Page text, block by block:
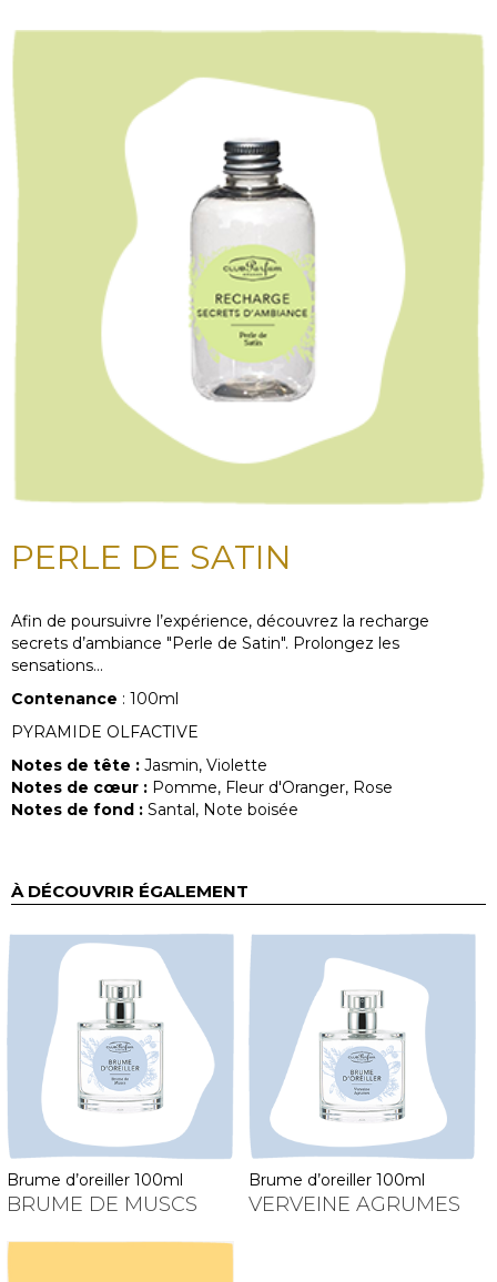
PERLE DE SATIN
Afin de poursuivre l’expérience, découvrez la recharge
secrets d’ambiance "Perle de Satin". Prolongez les
sensations...
Contenance : 100ml
PYRAMIDE OLFACTIVE
Notes de tête : Jasmin, Violette
Notes de cœur : Pomme, Fleur d'Oranger, Rose
Notes de fond : Santal, Note boisée
À DÉCOUVRIR ÉGALEMENT
brume d’oreiller 100ml
BRUME DE MUSCS
brume d’oreiller 100ml
VERVEINE AGRUMES